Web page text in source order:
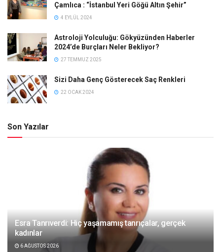
Çamlıca : “İstanbul Yeri Göğü Altın Şehir”
4 EYLÜL 2024
Astroloji Yolculuğu: Gökyüzünden Haberler
2024’de Burçları Neler Bekliyor?
27 TEMMUZ 2025
Sizi Daha Genç Gösterecek Saç Renkleri
22 OCAK 2024
Son Yazılar
Esra Tanrıverdi: Hiç yaşamamış tanrıçalar, gerçek
kadınlar
6 AĞUSTOS 2026